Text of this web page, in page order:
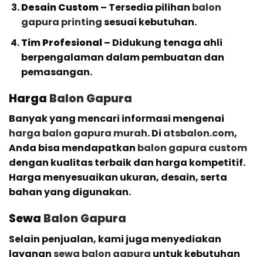
Desain Custom– Tersedia pilihan balon
gapura printingsesuai kebutuhan.
Tim Profesional– Didukung tenaga ahli
berpengalaman dalam pembuatan dan
pemasangan.
Harga Balon Gapura
Banyak yang mencari informasi mengenai
harga balon gapura murah. Di atsbalon.com,
Anda bisa mendapatkan balon gapura custom
dengan kualitas terbaik dan harga kompetitif.
Harga menyesuaikan ukuran, desain, serta
bahan yang digunakan.
Sewa Balon Gapura
Selain penjualan, kami juga menyediakan
layanansewa balon gapura untuk kebutuhan